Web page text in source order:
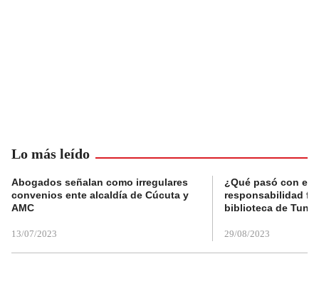
Lo más leído
Abogados señalan como irregulares
convenios ente alcaldía de Cúcuta y
AMC
13/07/2023
¿Qué pasó con el
responsabilidad
biblioteca de
29/08/2023